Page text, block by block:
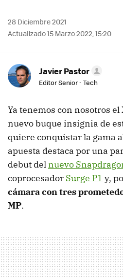
28 Diciembre 2021
Actualizado 15 Marzo 2022, 15:20
Javier Pastor
Editor Senior - Tech
Ya tenemos con nosotros el
nuevo buque insignia de
quiere conquistar la gama
apuesta destaca por una
debut delnuevo
coprocesador Surge P1 y,
cámara con tres
MP.